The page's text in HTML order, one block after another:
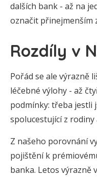
dalších bank - až na
označit přinejmenším
Rozdíly v
Pořád se ale výrazně
léčebné výlohy - až
podmínky: třeba jestli
spolucestující z
Z našeho porovnání
pojištění k
banka. Letos výrazně